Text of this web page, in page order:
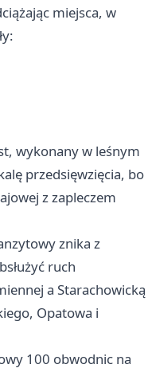
miejsca, w
wykonany w leśnym
przedsięwzięcia, bo
z zapleczem
znika z
ruch
a Starachowicką
, Opatowa i
100 obwodnic na